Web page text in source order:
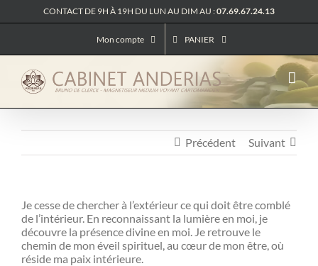
au
CONTACT DE 9H À 19H DU LUN AU DIM AU :07.69.67.24.13
Mon compte PANIER
Précédent Suivant
Je cesse de chercher à l’extérieur ce qui doit être comblé
de l’intérieur. En reconnaissant la lumière en moi, je
découvre la présence divine en moi. Je retrouve le
chemin de mon éveil spirituel, au cœur de mon être, où
réside ma paix intérieure.